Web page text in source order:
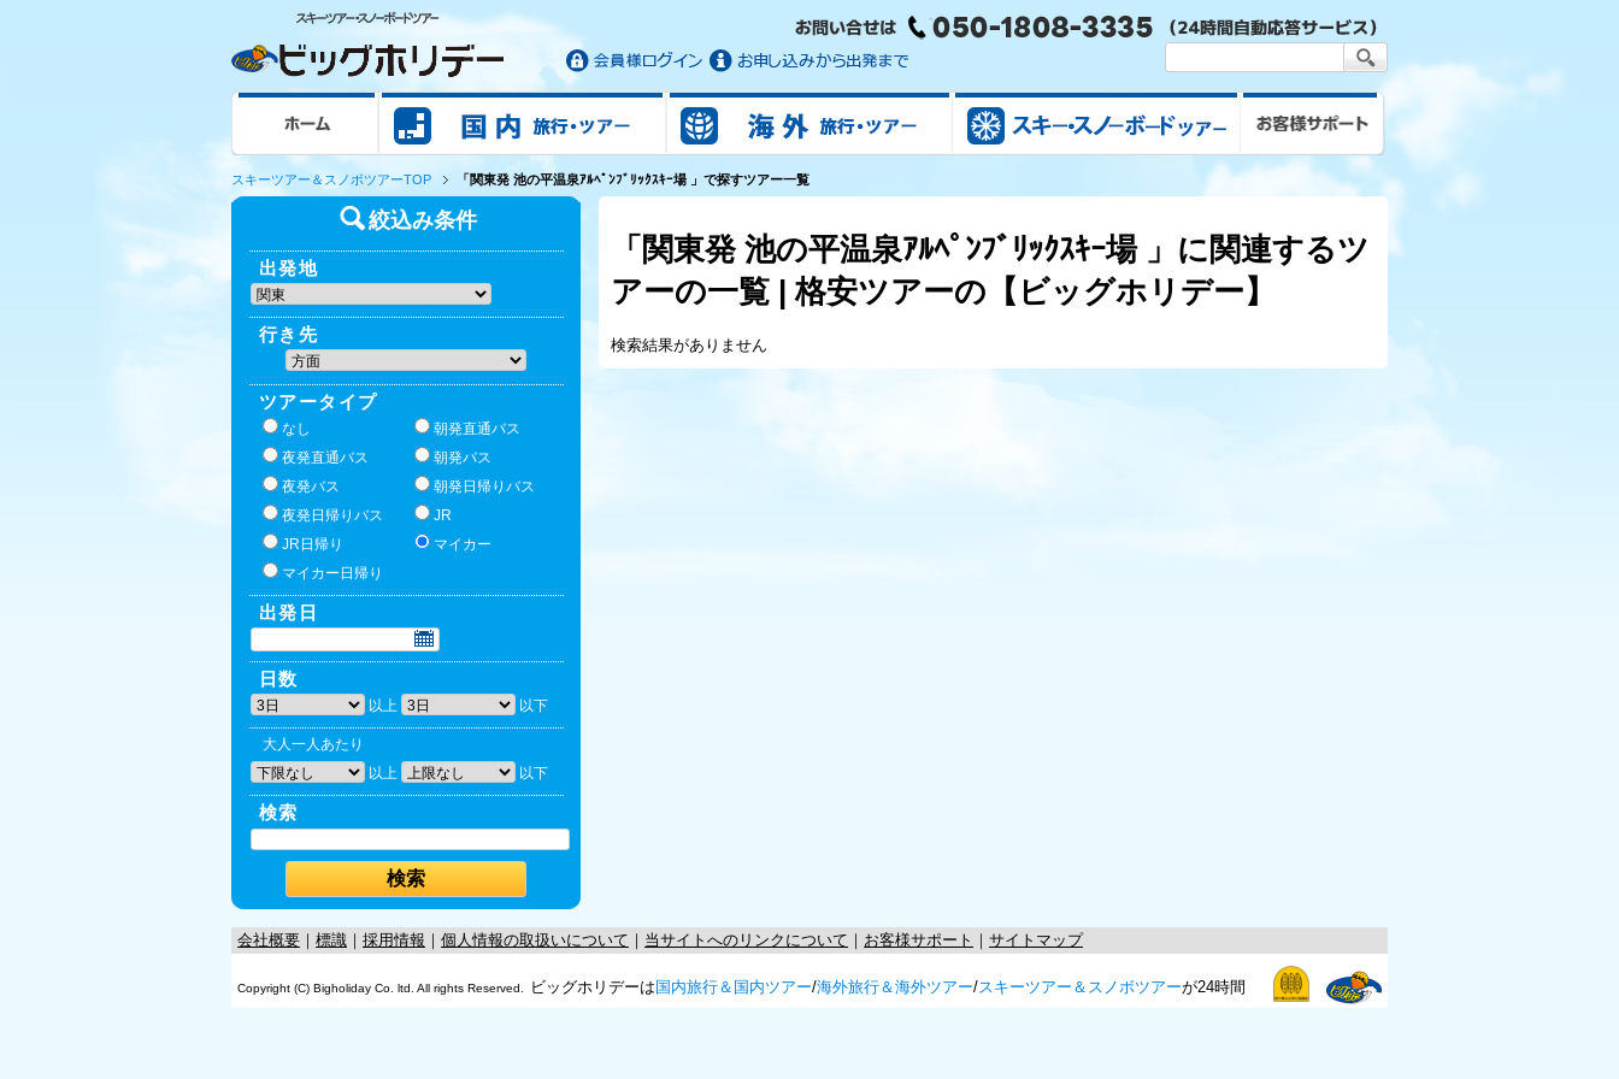
ホーム 国内旅行/ツアー 海外旅行/ツアー スキー&スノボツアー
スキーツアー＆スノボツアーTOP 「関東発 池の平温泉ｱﾙﾍﾟﾝﾌﾞﾘｯｸｽｷｰ場 」で探すツアー一覧
絞込み条件
出発地
行き先
ツアータイプ
なし
朝発直通バス
夜発直通バス
朝発バス
夜発バス
朝発日帰りバス
夜発日帰りバス
JR
JR日帰り
マイカー
マイカー日帰り
出発日
日数
以上 以下
大人一人あたり
以上
以下
検索
「関東発 池の平温泉ｱﾙﾍﾟﾝﾌﾞﾘｯｸｽｷｰ場 」に関連するツ
アーの一覧 | 格安ツアーの【ビッグホリデー】
検索結果がありません
会社概要 ｜ 標識 ｜ 採用情報 ｜ 個人情報の取扱いについて ｜ 当サイトへのリンクについて ｜ お客様サポート ｜ サイトマップ
Copyright (C) Bigholiday Co. ltd. All rights Reserved. ビッグホリデーは 国内旅行＆国内ツアー/海外旅行＆海外ツアー/スキーツアー＆スノボツアーが24時間